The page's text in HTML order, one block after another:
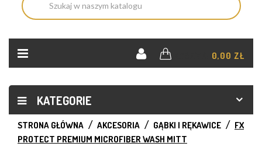
0,00 ZŁ
KATEGORIE
STRONA GŁÓWNA AKCESORIA GĄBKI I RĘKAWICE
FX
PROTECT PREMIUM MICROFIBER WASH MITT